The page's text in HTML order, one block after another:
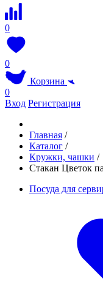
0
0
Корзина
0
Вход Регистрация
Главная /
Каталог /
Кружки, чашки /
Стакан Цветок
Посуда для